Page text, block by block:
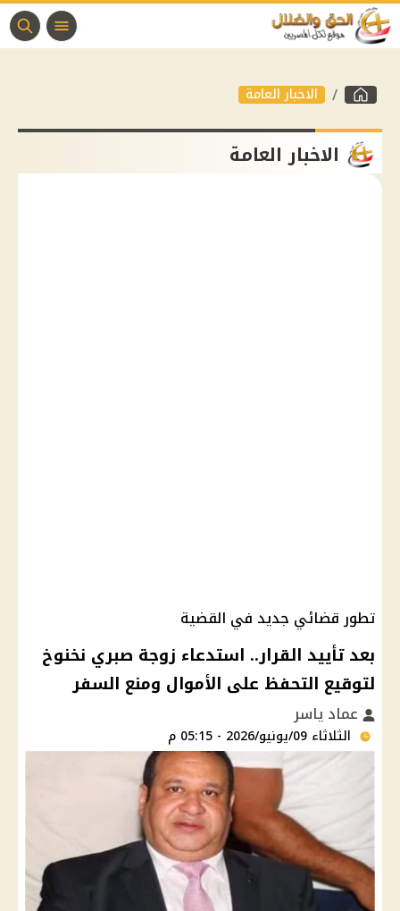
الاخبار العامة
الاخبار العامة
تطور قضائي جديد في القضية
بعد تأييد القرار.. استدعاء زوجة صبري نخنوخ
لتوقيع التحفظ على الأموال ومنع السفر
عماد ياسر
الثلاثاء 09/يونيو/2026 - 05:15 م